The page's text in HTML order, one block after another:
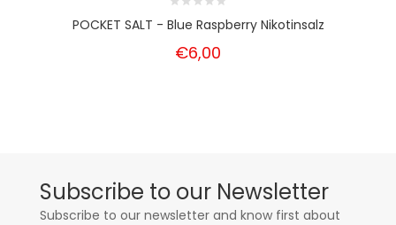
POCKET SALT - Blue Raspberry Nikotinsalz
€6,00
Subscribe to our Newsletter
Subscribe to our newsletter and know first about